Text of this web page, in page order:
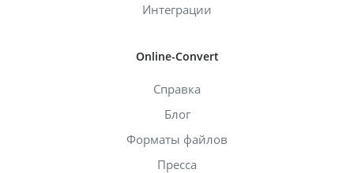
Интеграции
Online-Convert
Справка
Блог
Форматы файлов
Пресса